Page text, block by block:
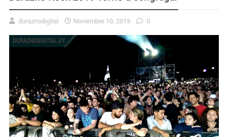
duraznodigital Noviembre 10, 2019 0